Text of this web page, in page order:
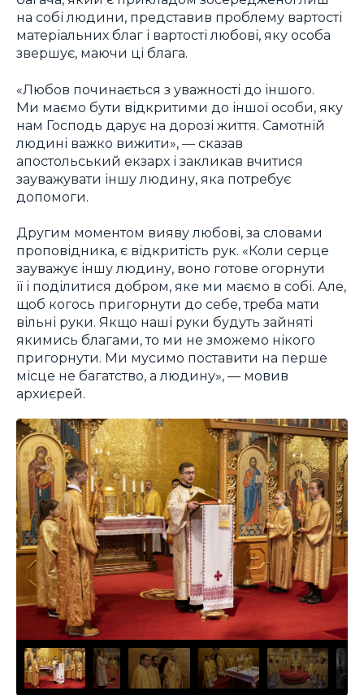
на собі людини, представив проблему вартості
матеріальних благ і вартості любові, яку особа
звершує, маючи ці блага.
«Любов починається з уважності до іншого.
Ми маємо бути відкритими до іншої особи, яку
нам Господь дарує на дорозі життя. Самотній
людині важко вижити», — сказав
апостольський екзарх і закликав вчитися
зауважувати іншу людину, яка потребує
допомоги.
Другим моментом вияву любові, за словами
проповідника, є відкритість рук. «Коли серце
зауважує іншу людину, воно готове огорнути
її і поділитися добром, яке ми маємо в собі. Але,
щоб когось пригорнути до себе, треба мати
вільні руки. Якщо наші руки будуть зайняті
якимись благами, то ми не зможемо нікого
пригорнути. Ми мусимо поставити на перше
місце не багатство, а людину», — мовив
архиєрей.